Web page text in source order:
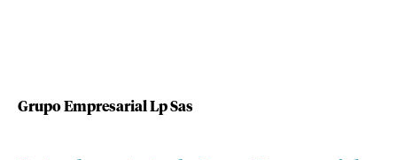
Grupo Empresarial Lp Sas